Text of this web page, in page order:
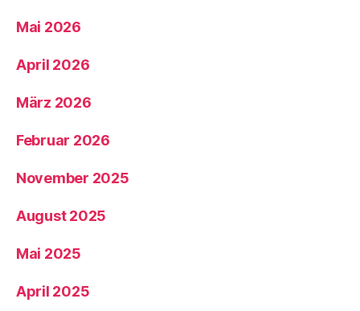
Mai 2026
April 2026
März 2026
Februar 2026
November 2025
August 2025
Mai 2025
April 2025